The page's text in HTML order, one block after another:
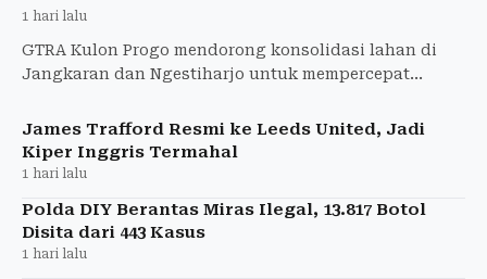
1 hari lalu
GTRA Kulon Progo mendorong konsolidasi lahan di
Jangkaran dan Ngestiharjo untuk mempercepat
James Trafford Resmi ke Leeds United, Jadi
Kiper Inggris Termahal
1 hari lalu
Polda DIY Berantas Miras Ilegal, 13.817 Botol
Disita dari 443 Kasus
1 hari lalu